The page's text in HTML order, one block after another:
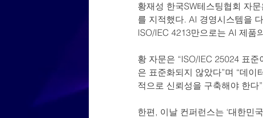
황재성 한국SW테스팅협회 자
를 지적했다. AI 경영시스템을
ISO/IEC 4213만으로는 AI 제품
황 자문은 “ISO/IEC 25024 표
은 표준화되지 않았다”며 “데
적으로 신뢰성을 구축해야 한다
한편, 이날 컨퍼런스는 ‘대한민